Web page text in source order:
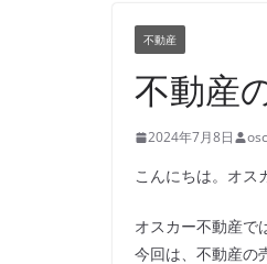
不動産
不動産
2024年7月8日
こんにちは。オス
オスカー不動産で
今回は、不動産の